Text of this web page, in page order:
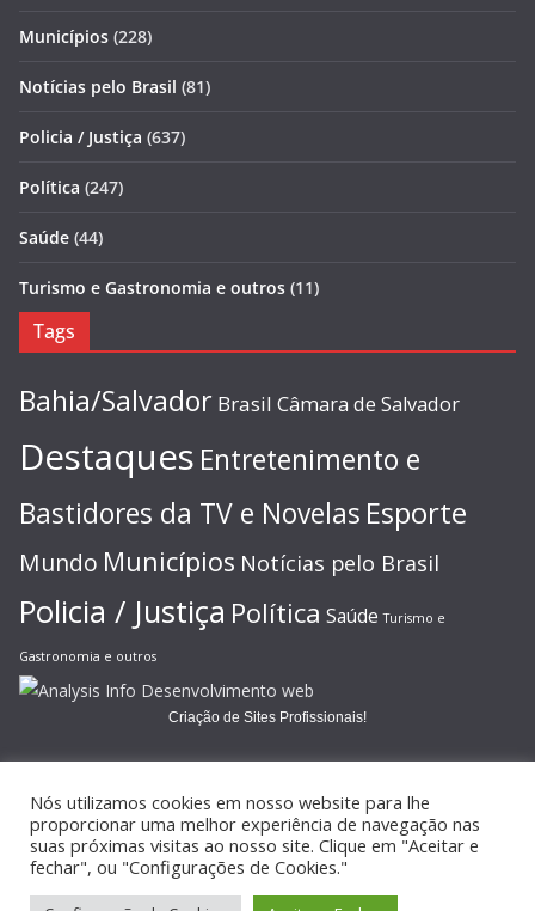
Municípios (228)
Notícias pelo Brasil (81)
Policia / Justiça (637)
Política (247)
Saúde (44)
Turismo e Gastronomia e outros (11)
Tags
Bahia/Salvador Brasil Câmara de Salvador
Destaques Entretenimento e
Bastidores da TV e Novelas Esporte
Mundo Municípios Notícias pelo Brasil
Policia / Justiça Política Saúde Turismo e
Gastronomia e outros
Criação de Sites Profissionais!
Copyright © 2026JORNAL GAZETA ONLINE
reservados.
Nós utilizamos cookies em nosso website para lhe
proporcionar uma melhor experiência de navegação nas
suas próximas visitas ao nosso site. Clique em "Aceitar e
fechar", ou "Configurações de Cookies."